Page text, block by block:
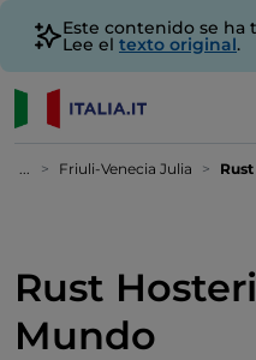
Este contenido se ha
Lee el texto original.
... Friuli-Venecia Julia
Rust
Mundo